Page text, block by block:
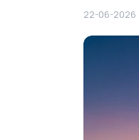
22-06-2026